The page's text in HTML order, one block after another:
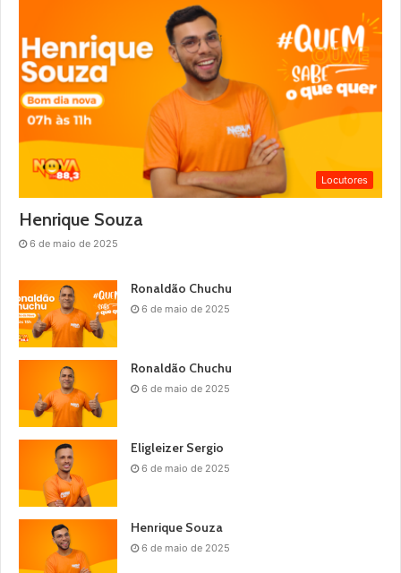
Locutores
Henrique Souza
6 de maio de 2025
Ronaldão Chuchu
6 de maio de 2025
Ronaldão Chuchu
6 de maio de 2025
Eligleizer Sergio
6 de maio de 2025
Henrique Souza
6 de maio de 2025